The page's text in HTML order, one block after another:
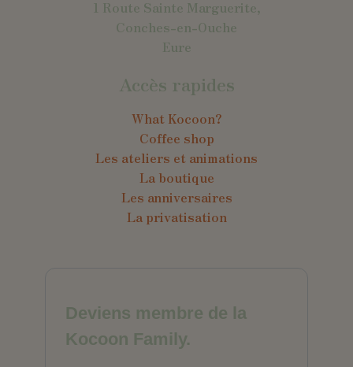
1 Route Sainte Marguerite,
Conches-en-Ouche
Eure
Accès rapides
What Kocoon?
Coffee shop
Les ateliers et animations
La boutique
Les anniversaires
La privatisation
Deviens membre de la
Kocoon Family.